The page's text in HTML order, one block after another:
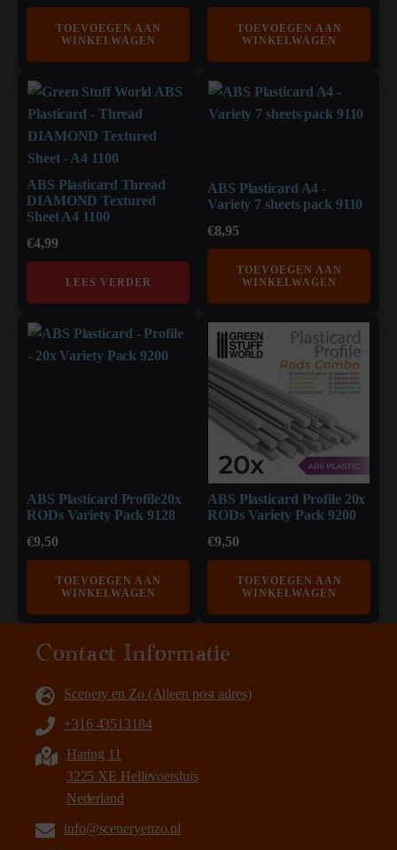
TOEVOEGEN AAN
WINKELWAGEN
TOEVOEGEN AAN
WINKELWAGEN
ABS Plasticard Thread
DIAMOND Textured
Sheet A4 1100
€4,99
LEES VERDER
ABS Plasticard A4 -
Variety 7 sheets pack 9110
€8,95
TOEVOEGEN AAN
WINKELWAGEN
ABS Plasticard Profile20x
RODs Variety Pack 9128
€9,50
TOEVOEGEN AAN
WINKELWAGEN
ABS Plasticard Profile 20x
RODs Variety Pack 9200
€9,50
TOEVOEGEN AAN
WINKELWAGEN
Contact Informatie
Scenery en Zo (Alleen post adres)
+316 43513184
Haring 11
3225 XE Hellevoetsluis
Nederland
info@sceneryenzo.nl